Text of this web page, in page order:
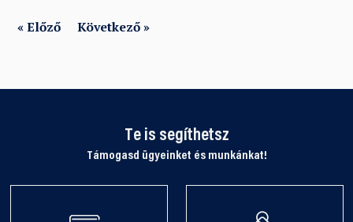
« Előző Következő »
Te is segíthetsz
Támogasd ügyeinket és munkánkat!